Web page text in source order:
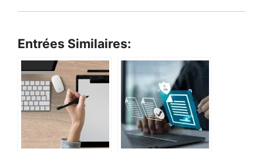
Entrées Similaires: